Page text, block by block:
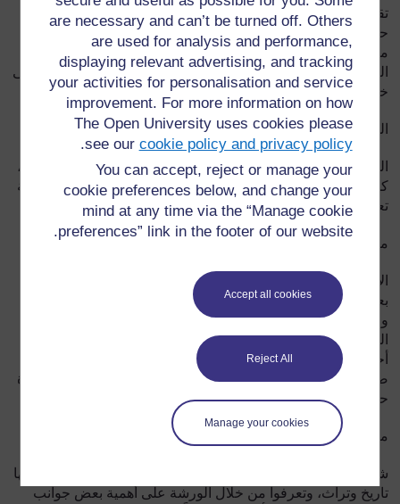
are necessary and can’t be turned off. Others
are used for analysis and performance,
displaying relevant advertising, and tracking
your activities for personalisation and service
improvement. For more information on how
The Open University uses cookies please
see our cookie policy and privacy policy
.
You can accept, reject or manage your
cookie preferences below, and change your
mind at any time via the “Manage cookie
preferences” link in the footer of our website.
Accept all cookies
Reject All
Manage your cookies
تقرأ الأحجية الكتب مرات، وهذا يحدث في البيت حيث يتم تكرار
حكي الأحجية المتعة والسرور. وتقرأ للأطفال في المدارس. وهي
مفيدة للغاية لزيادة الحصيلة اللغوية للأطفال. والأحاجي المكتوبة
التي توجد في المكتبات قليلة للغاية، وأحياناً يتم تمثيل الأحجوة على
خشبة المسرح.
اللغة المستخدمة
اللغة المستعملة عادة هي العربية، وغالباً ما تكون باللهجة الدارجة،
كما تستعمل لغة الأطفال الصغار، إضافة إلى كلمات تصاغ بطريقة
تعكس الاحترام والتبجيل
ما هي الأحجية ؟
الأحاجى عبارة عن قصة قصيرة أو أحجية لها هدف معين. تحوي
بعض التعاليم والدعابة والتحذيرات. وتقوم الأحجية بالإشادة والنقد
والتصحيح، وتقوي الذهن ليفكرالإنسان بطريقة نقدية، وتخلق
المفكر الحصيف والشخص الحكيم. وبعض الأحاجي عبارة عن
أحداث حقيقية تحولت بمرور الزمن إلى أحاجي، بعضها تمت
صياغته لوخز الضمير على وجه الخصوص بغرض التخفيف من حدة
حوادث الماضي وتعليم الناس فضائل التواضع والحياء.
ما هي ملاحظات المشاركين في الورشة؟
شعر المشاركون أن التمرين قد ذكرهم بمن هم ؟ وأصلهم كأمة لها
تاريخ وتراث، وتعرفوا من خلال الورشة على أهمية بعض جوانب